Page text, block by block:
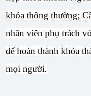
khóa thông thường;
nhân viên phụ trách
để hoàn thành khóa
mọi người.